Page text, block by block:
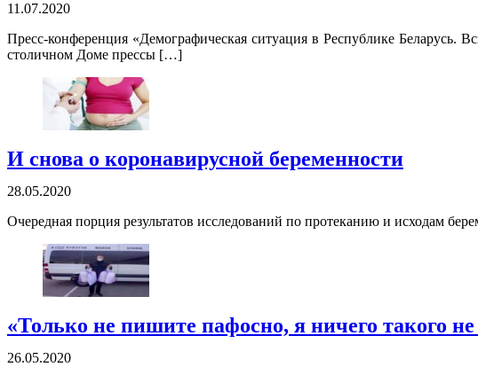
11.07.2020
Пресс-конференция «Демографическая ситуация в Республике Беларусь.
столичном Доме прессы […]
И снова о коронавирусной беременности
28.05.2020
Очередная порция результатов исследований по протеканию и исходам
«Только не пишите пафосно, я ничего такого
26.05.2020